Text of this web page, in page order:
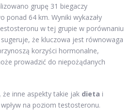
grupę 31 biegaczy
ponad 64 km. Wyniki wykazały
w tej grupie w porównaniu
że kluczowa jest równowaga
korzyści hormonalne,
prowadzić do niepożądanych
inne aspekty takie jak dieta i
na poziom testosteronu.